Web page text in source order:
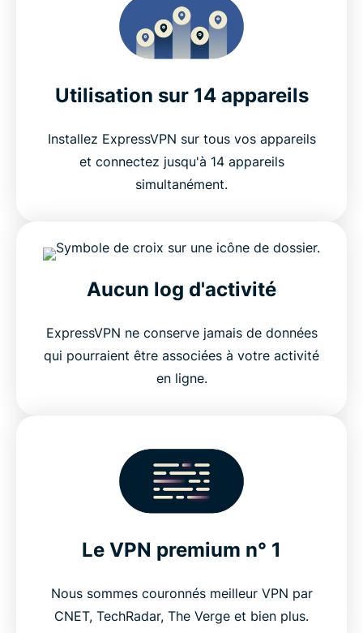
Utilisation sur 14 appareils
Installez ExpressVPN sur tous vos appareils
et connectez jusqu'à 14 appareils
simultanément.
Aucun log d'activité
ExpressVPN ne conserve jamais de données
qui pourraient être associées à votre activité
en ligne.
Le VPN premium n° 1
Nous sommes couronnés meilleur VPN par
CNET, TechRadar, The Verge et bien plus.